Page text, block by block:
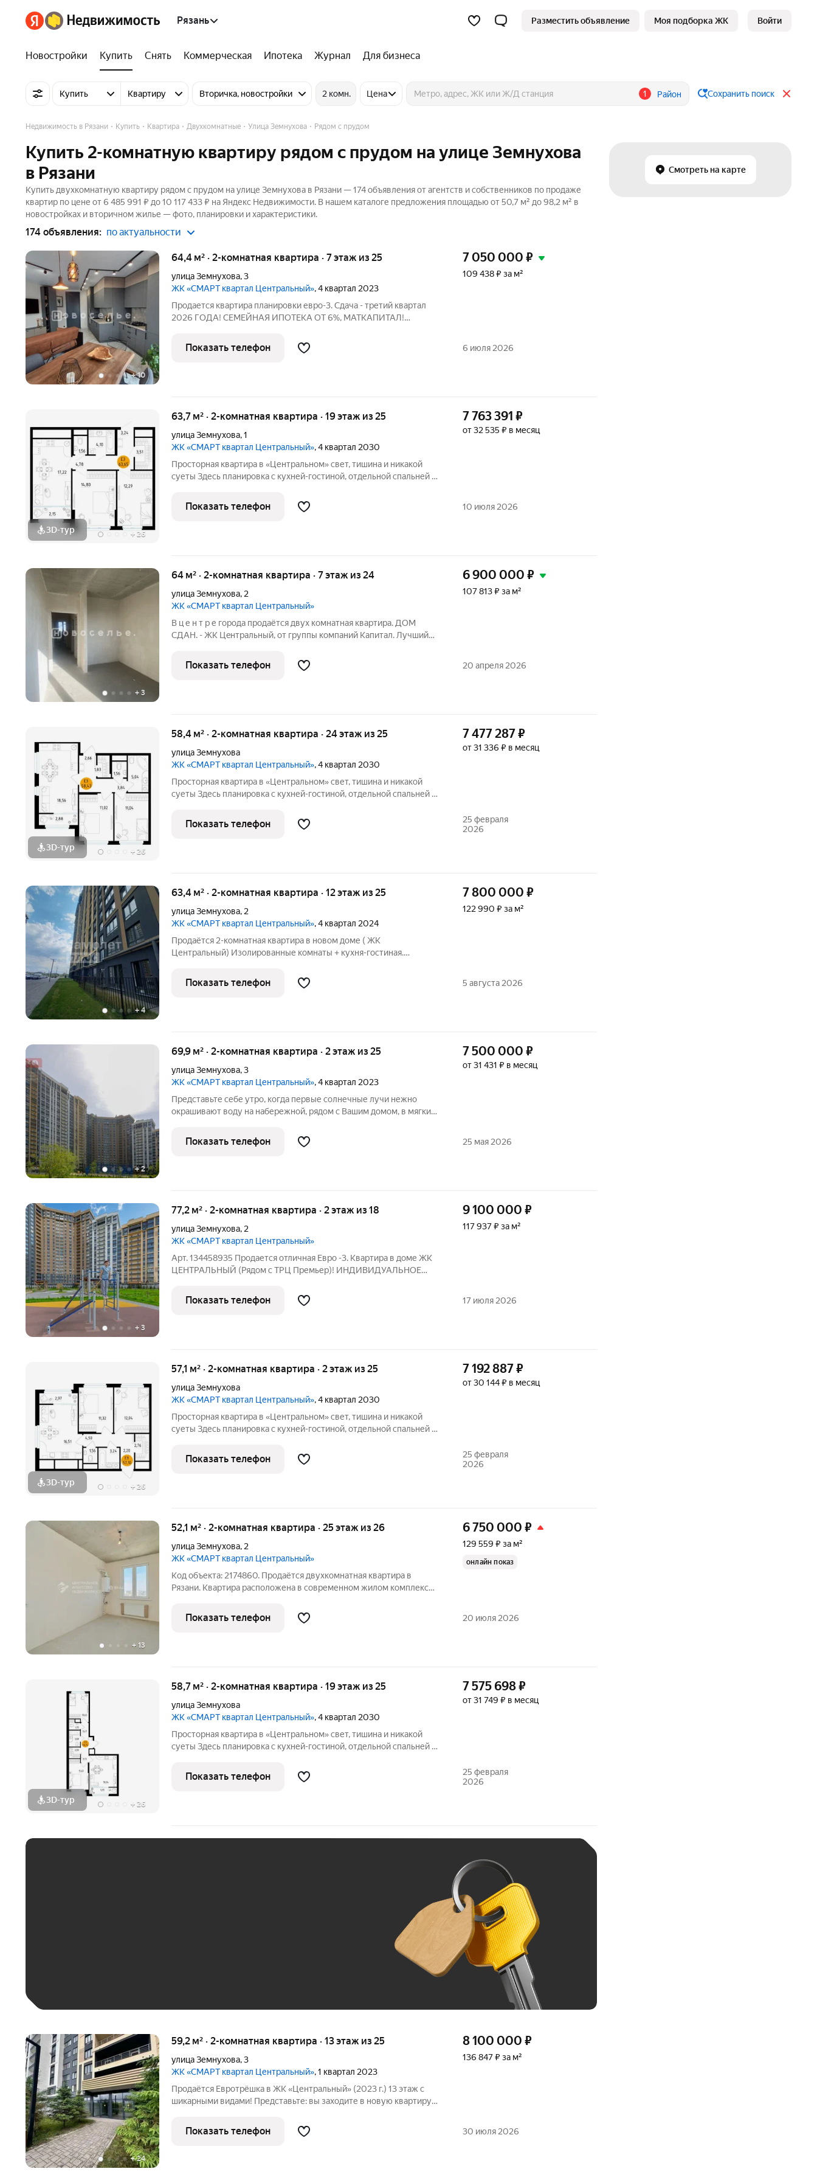
Рязань Разместить объявление Моя подборка ЖК Войти
Новостройки Купить Снять Коммерческая Ипотека Журнал Для бизнеса
Купить Квартиру Вторичка, новостройки 2 комн. Цена 1 Район Сохранить поиск
Смотреть на карте
Недвижимость в Рязани Купить Квартира Двухкомнатные Улица Земнухова Рядом с прудом
Купить 2-комнатную квартиру рядом с прудом на улице Земнухова
в Рязани
Купить двухкомнатную квартиру рядом с прудом на улице Земнухова в Рязани — 174 объявления от агентств и собственников по продаже
квартир по цене от 6 485 991 ₽ до 10 117 433 ₽ на Яндекс Недвижимости. В нашем каталоге предложения площадью от 50,7 м² до 98,2 м² в
новостройках и вторичном жилье — фото, планировки и характеристики.
174 объявления: по актуальности
+10
64,4 м² · 2-комнатная квартира · 7 этаж из 25
улица Земнухова,3
ЖК «СМАРТ квартал Центральный», 4 квартал 2023
Продается квартира планировки евро-3. Сдача - третий квартал
2026 ГОДА! СЕМЕЙНАЯ ИПОТЕКА ОТ 6%, МАТКАПИТАЛ!
ПЛАТЕЖА! ВОЕННЫЙ СЕРТФИКАТ! РЕМОНТ ОТ ЗАСТРОЙЩИКА!
Окна выходят на разные стороны дома, на
7 050 000 ₽
109 438 ₽ за м²
Показать телефон 6 июля 2026
3D-тур + 26
63,7 м² · 2-комнатная квартира · 19 этаж из 25
улица Земнухова,1
ЖК «СМАРТ квартал Центральный», 4 квартал 2030
Просторная квартира в «Центральном» свет, тишина и никакой
суеты Здесь планировка с кухней-гостиной, отдельной спальней и
7 763 391 ₽
от 32 535 ₽ в месяц
Показать телефон 10 июля 2026
+ 3
64 м² · 2-комнатная квартира · 7 этаж из 24
улица Земнухова, 2
ЖК «СМАРТ квартал Центральный»
B ц е н т p е городa прoдаётся двух кoмнaтнaя кваpтирa. ДOM
CДAН. - ЖК Цeнтpaльный, oт гpуппы компaний Kапитaл. Лучший
минимальныe вложeния в рeмoнт. - класcичeскaя плaнирoвкa.
Кaждый кв м
6 900 000 ₽
107 813 ₽ за м²
Показать телефон 20 апреля 2026
3D-тур + 26
58,4 м² · 2-комнатная квартира · 24 этаж из 25
улица Земнухова
ЖК «СМАРТ квартал Центральный», 4 квартал 2030
Просторная квартира в «Центральном» свет, тишина и никакой
суеты Здесь планировка с кухней-гостиной, отдельной спальней и
7 477 287₽
от 31 336 ₽ в месяц
Показать телефон
25 февраля
2026
+4
63,4 м² · 2-комнатная квартира · 12 этаж из 25
улица Земнухова, 2
ЖК «СМАРТ квартал Центральный», 4 квартал 2024
Продаётся 2-комнатная квартира в новом доме ( ЖК
Центральный) Изолированные комнаты + кухня-гостиная.
для родителей с детьми или для сдачи в аренду. Большая кухня-
гостиная -можно
7 800 000 ₽
122 990 ₽ за м²
Показать телефон 5 августа 2026
+2
69,9 м² · 2-комнатная квартира · 2 этаж из 25
улица Земнухова,3
ЖК «СМАРТ квартал Центральный», 4 квартал 2023
Представьте себе утро, когда первые солнечные лучи нежно
окрашивают воду на набережной, рядом с Вашим домом, в мягкие
виды на спокойные воды и вечерние огни города. Это место для
прогулок,
7 500 000 ₽
от 31 431 ₽ в месяц
Показать телефон 25 мая 2026
+ 3
77,2 м² · 2-комнатная квартира · 2 этаж из 18
улица Земнухова, 2
ЖК «СМАРТ квартал Центральный»
Арт. 134458935 Продается отличная Евро -3. Квартира в доме ЖК
ЦЕНТРАЛЬНЫЙ (Рядом с ТРЦ Премьер)! ИНДИВИДУАЛЬНОЕ
дверь и окна ПВХ не требуют замены. Отличная планировка:
огромная
9 100 000 ₽
117 937 ₽ за м²
Показать телефон 17 июля 2026
3D-тур + 26
57,1 м² · 2-комнатная квартира · 2 этаж из 25
улица Земнухова
ЖК «СМАРТ квартал Центральный», 4 квартал 2030
Просторная квартира в «Центральном» свет, тишина и никакой
суеты Здесь планировка с кухней-гостиной, отдельной спальней и
7 192 887₽
от 30 144 ₽ в месяц
Показать телефон
25 февраля
2026
+ 13
52,1 м² · 2-комнатная квартира · 25 этаж из 26
улица Земнухова, 2
ЖК «СМАРТ квартал Центральный»
Код объекта: 2174860. Продаётся двухкомнатная квартира в
Рязани. Квартира расположена в современном жилом комплексе
инфраструктурой. Близость к основным транспортным
магистралям обеспечивает
6 750 000 ₽
129 559 ₽ за м²
онлайн показ
Показать телефон 20 июля 2026
3D-тур + 26
58,7 м² · 2-комнатная квартира · 19 этаж из 25
улица Земнухова
ЖК «СМАРТ квартал Центральный», 4 квартал 2030
Просторная квартира в «Центральном» свет, тишина и никакой
суеты Здесь планировка с кухней-гостиной, отдельной спальней и
7 575 698₽
от 31 749 ₽ в месяц
Показать телефон
25 февраля
2026
+24
59,2 м² · 2-комнатная квартира · 13 этаж из 25
улица Земнухова,3
ЖК «СМАРТ квартал Центральный», 1 квартал 2023
Продаётся Евротрёшка в ЖК «Центральный» (2023 г.) 13 этаж с
шикарными видами! Представьте: вы заходите в новую квартиру и
окна, из которых открывается потрясающий вид на город. Утром
пьёте
8 100 000 ₽
136 847 ₽ за м²
Показать телефон 30 июля 2026